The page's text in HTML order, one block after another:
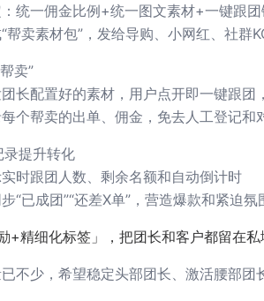
统一佣金比例+统一图文素材+一键跟
帮卖素材包”，发给导购、小网红、社群
卖”
长配置好的素材，用户点开即一键跟团
个帮卖的出单、佣金，免去人工登记和
提升转化
时跟团人数、剩余名额和自动倒计时
“已成团”“还差X单”，营造爆款和紧迫
+精细化标签」，把团长和客户都留在私
不少，希望稳定头部团长、激活腰部